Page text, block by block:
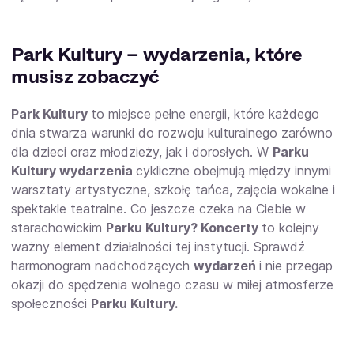
Park Kultury – wydarzenia, które
musisz zobaczyć
Park Kultury to miejsce pełne energii, które każdego
dnia stwarza warunki do rozwoju kulturalnego zarówno
dla dzieci oraz młodzieży, jak i dorosłych. W Parku
Kultury wydarzenia cykliczne obejmują między innymi
warsztaty artystyczne, szkołę tańca, zajęcia wokalne i
spektakle teatralne. Co jeszcze czeka na Ciebie w
starachowickim Parku Kultury? Koncerty to kolejny
ważny element działalności tej instytucji. Sprawdź
harmonogram nadchodzących wydarzeń i nie przegap
okazji do spędzenia wolnego czasu w miłej atmosferze
społeczności Parku Kultury.